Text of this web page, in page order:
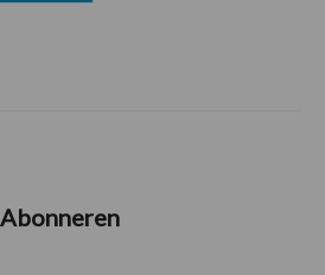
Abonneren